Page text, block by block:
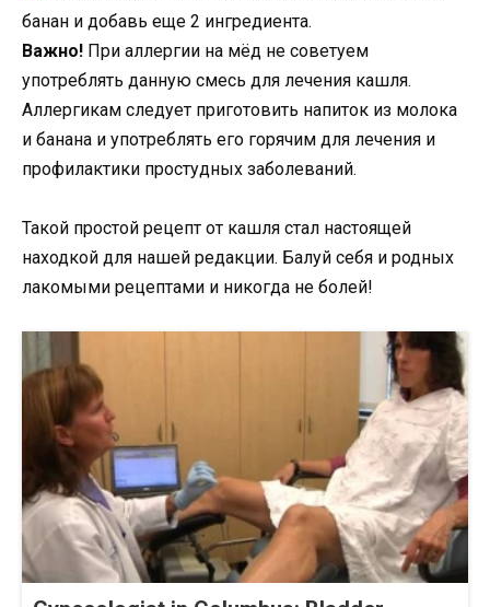
Важно! При аллергии на мёд не советуем
употреблять данную смесь для лечения кашля.
Аллергикам следует приготовить напиток из молока
и банана и употреблять его горячим для лечения и
профилактики простудных заболеваний.
Такой простой рецепт от кашля стал настоящей
находкой для нашей редакции. Балуй себя и родных
лакомыми рецептами и никогда не болей!